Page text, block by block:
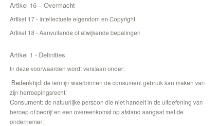
Artikel 16 – Overmacht
Artikel 17 - Intellectuele eigendom en Copyright
Artikel 18 - Aanvullende of afwijkende bepalingen
Artikel 1 - Definities
In deze voorwaarden wordt verstaan onder:
Bedenktijd: de termijn waarbinnen de consument gebruik kan maken van
zijn herroepingsrecht;
Consument: de natuurlijke persoon die niet handelt in de uitoefening van
beroep of bedrijf en een overeenkomst op afstand aangaat met de
ondernemer;